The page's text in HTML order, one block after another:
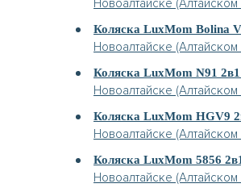
Новоалтайске (Алтайском
Коляска LuxMom Bolina
Новоалтайске (Алтайском
Коляска LuxMom N91 2в1
Новоалтайске (Алтайском
Коляска LuxMom HGV9
Новоалтайске (Алтайском
Коляска LuxMom 5856 2в1
Новоалтайске (Алтайском